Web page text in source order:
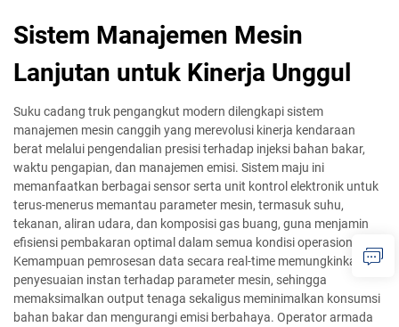
Sistem Manajemen Mesin
Lanjutan untuk Kinerja Unggul
Suku cadang truk pengangkut modern dilengkapi sistem
manajemen mesin canggih yang merevolusi kinerja kendaraan
berat melalui pengendalian presisi terhadap injeksi bahan bakar,
waktu pengapian, dan manajemen emisi. Sistem maju ini
memanfaatkan berbagai sensor serta unit kontrol elektronik untuk
terus-menerus memantau parameter mesin, termasuk suhu,
tekanan, aliran udara, dan komposisi gas buang, guna menjamin
efisiensi pembakaran optimal dalam semua kondisi operasional.
Kemampuan pemrosesan data secara real-time memungkinkan
penyesuaian instan terhadap parameter mesin, sehingga
memaksimalkan output tenaga sekaligus meminimalkan konsumsi
bahan bakar dan mengurangi emisi berbahaya. Operator armada